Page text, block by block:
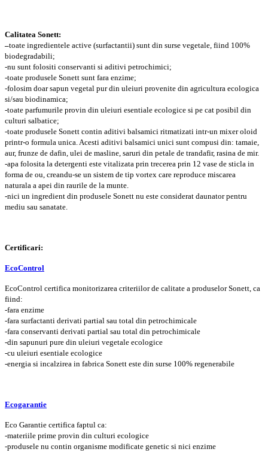
Calitatea Sonett:
–toate ingredientele active (surfactantii) sunt din surse vegetale, fiind 100%
biodegradabili;
-nu sunt folositi conservanti si aditivi petrochimici;
-toate produsele Sonett sunt fara enzime;
-folosim doar sapun vegetal pur din uleiuri provenite din agricultura ecologica
si/sau biodinamica;
-toate parfumurile provin din uleiuri esentiale ecologice si pe cat posibil din
culturi salbatice;
-toate produsele Sonett contin aditivi balsamici ritmatizati intr-un mixer oloid
printr-o formula unica. Acesti aditivi balsamici unici sunt compusi din: tamaie,
aur, frunze de dafin, ulei de masline, saruri din petale de trandafir, rasina de mir.
-apa folosita la detergenti este vitalizata prin trecerea prin 12 vase de sticla in
forma de ou, creandu-se un sistem de tip vortex care reproduce miscarea
naturala a apei din raurile de la munte.
-nici un ingredient din produsele Sonett nu este considerat daunator pentru
mediu sau sanatate.
Certificari:
EcoControl
EcoControl certifica monitorizarea criteriilor de calitate a produselor Sonett, ca
fiind:
-fara enzime
-fara surfactanti derivati partial sau total din petrochimicale
-fara conservanti derivati partial sau total din petrochimicale
-din sapunuri pure din uleiuri vegetale ecologice
-cu uleiuri esentiale ecologice
-energia si incalzirea in fabrica Sonett este din surse 100% regenerabile
Ecogarantie
Eco Garantie certifica faptul ca:
-materiile prime provin din culturi ecologice
-produsele nu contin organisme modificate genetic si nici enzime